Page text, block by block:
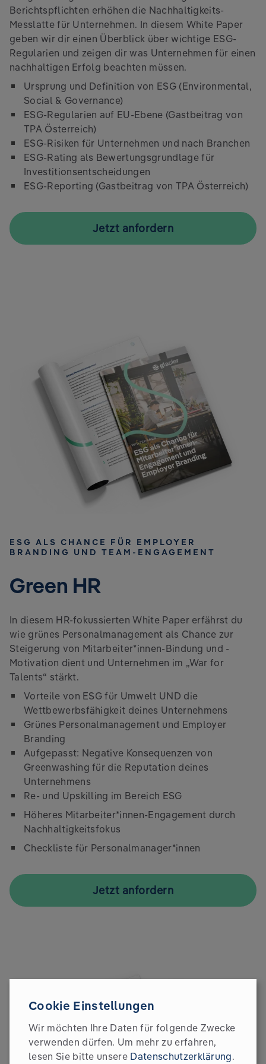
Berichtspflichten erhöhen die Nachhaltigkeits-
Messlatte für Unternehmen. In diesem White Paper
geben wir dir einen Überblick über wichtige ESG-
Regularien und zeigen dir was Unternehmen für einen
nachhaltigen Erfolg beachten müssen.
Ursprung und Definition von ESG (Environmental,
Social & Governance)
ESG-Regularien auf EU-Ebene (Gastbeitrag von
TPA Österreich)
ESG-Risiken für Unternehmen und nach Branchen
ESG-Rating als Bewertungsgrundlage für
Investitionsentscheidungen
ESG-Reporting (Gastbeitrag von TPA Österreich)
Jetzt anfordern
ESG ALS CHANCE FÜR EMPLOYER
BRANDING UND TEAM-ENGAGEMENT
Green HR
In diesem HR-fokussierten White Paper erfährst du
wie grünes Personalmanagement als Chance zur
Steigerung von Mitarbeiter*innen-Bindung und -
Motivation dient und Unternehmen im „War for
Talents“ stärkt.
Vorteile von ESG für Umwelt UND die
Wettbewerbsfähigkeit deines Unternehmens
Grünes Personalmanagement und Employer
Branding
Aufgepasst: Negative Konsequenzen von
Greenwashing für die Reputation deines
Unternehmens
Re- und Upskilling im Bereich ESG
Höheres Mitarbeiter*innen-Engagement durch
Nachhaltigkeitsfokus
Checkliste für Personalmanager*innen
Jetzt anfordern
Cookie Einstellungen
Wir möchten Ihre Daten für folgende Zwecke
verwenden dürfen. Um mehr zu erfahren,
lesen Sie bitte unsere Datenschutzerklärung.